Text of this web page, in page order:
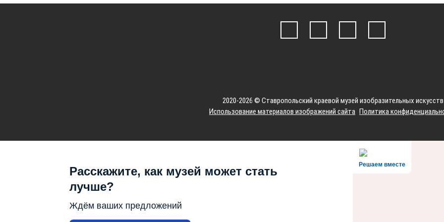
2020-2026 © Ставропольский краевой музей изобразительных искусств
Использование материалов изображений сайта Политика
Решаем вместе
Расскажите, как музей может стать
лучше?
Ждём ваших предложений